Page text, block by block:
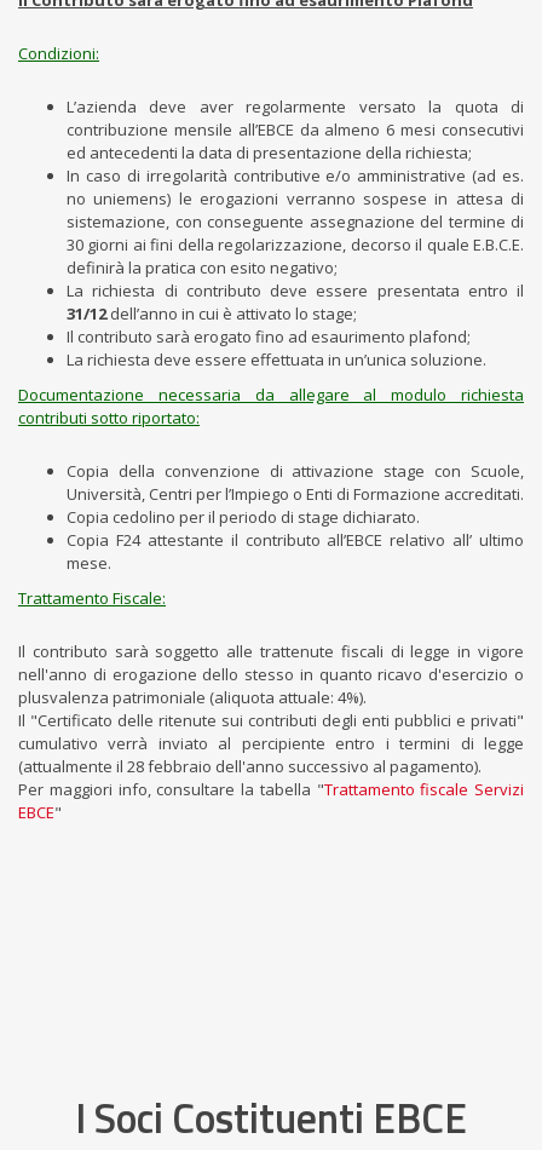
Condizioni:
L’azienda deve aver regolarmente versato la quota di
contribuzione mensile all’EBCE da almeno 6 mesi consecutivi
ed antecedenti la data di presentazione della richiesta;
In caso di irregolarità contributive e/o amministrative (ad es.
no uniemens) le erogazioni verranno sospese in attesa di
sistemazione, con conseguente assegnazione del termine di
30 giorni ai fini della regolarizzazione, decorso il quale E.B.C.E.
definirà la pratica con esito negativo;
La richiesta di contributo deve essere presentata entro il
31/12dell’anno in cui è attivato lo stage;
Il contributo sarà erogato fino ad esaurimento plafond;
La richiesta deve essere effettuata in un’unica soluzione.
Documentazione necessaria da allegare al modulo richiesta
contributi sotto riportato:
Copia della convenzione di attivazione stage con Scuole,
Università, Centri per l’Impiego o Enti di Formazione accreditati.
Copia cedolino per il periodo di stage dichiarato.
Copia F24 attestante il contributo all’EBCE relativo all’ ultimo
mese.
Trattamento Fiscale:
Il contributo sarà soggetto alle trattenute fiscali di legge in vigore
nell'anno di erogazione dello stesso in quanto ricavo d'esercizio o
plusvalenza patrimoniale (aliquota attuale: 4%).
Il "Certificato delle ritenute sui contributi degli enti pubblici e privati"
cumulativo verrà inviato al percipiente entro i termini di legge
(attualmente il 28 febbraio dell'anno successivo al pagamento).
Per maggiori info, consultare la tabella "Trattamento fiscale Servizi
EBCE"
I Soci Costituenti EBCE